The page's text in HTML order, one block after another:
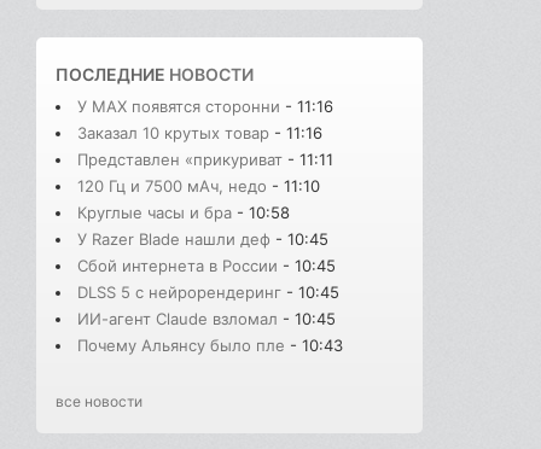
ПОСЛЕДНИЕ НОВОСТИ
У MAX появятся сторонни - 11:16
Заказал 10 крутых товар - 11:16
Представлен «прикуриват - 11:11
120 Гц и 7500 мАч, недо - 11:10
Круглые часы и бра - 10:58
У Razer Blade нашли деф - 10:45
Сбой интернета в России - 10:45
DLSS 5 с нейрорендеринг - 10:45
ИИ-агент Claude взломал - 10:45
Почему Альянсу было пле - 10:43
все новости